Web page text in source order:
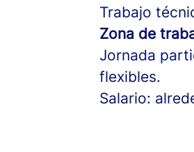
Trabajo
Zona de
Jornada
flexibles.
Salario: